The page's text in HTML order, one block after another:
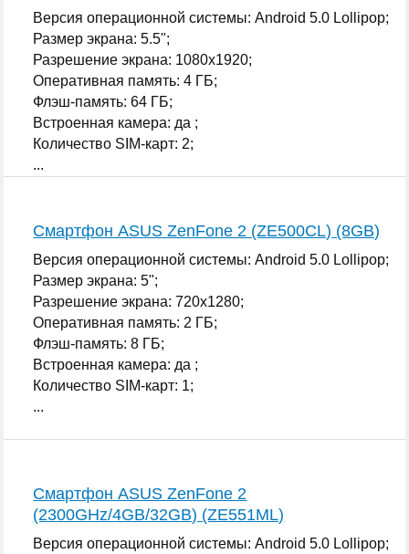
Версия операционной системы: Android 5.0 Lollipop;
Размер экрана: 5.5";
Разрешение экрана: 1080x1920;
Оперативная память: 4 ГБ;
Флэш-память: 64 ГБ;
Встроенная камера: да ;
Количество SIM-карт: 2;
...
Смартфон ASUS ZenFone 2 (ZE500CL) (8GB)
Версия операционной системы: Android 5.0 Lollipop;
Размер экрана: 5";
Разрешение экрана: 720x1280;
Оперативная память: 2 ГБ;
Флэш-память: 8 ГБ;
Встроенная камера: да ;
Количество SIM-карт: 1;
...
Смартфон ASUS ZenFone 2
(2300GHz/4GB/32GB) (ZE551ML)
Версия операционной системы: Android 5.0 Lollipop;